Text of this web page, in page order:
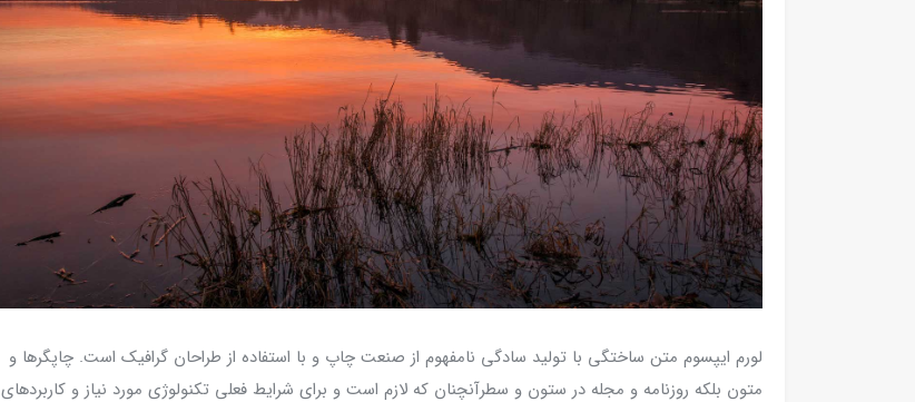
لورم ایپسوم متن ساختگی با تولید سادگی نامفهوم از صنعت چاپ و با استفاده از طراحان گرافیک است. چاپگرها و
متون بلکه روزنامه و مجله در ستون و سطرآنچنان که لازم است و برای شرایط فعلی تکنولوژی مورد نیاز و کاربردهای